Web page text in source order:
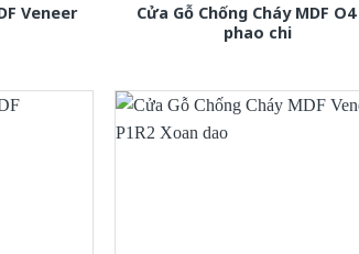
Veneer
Cửa Gỗ Chống Cháy MDF O4
phao chi